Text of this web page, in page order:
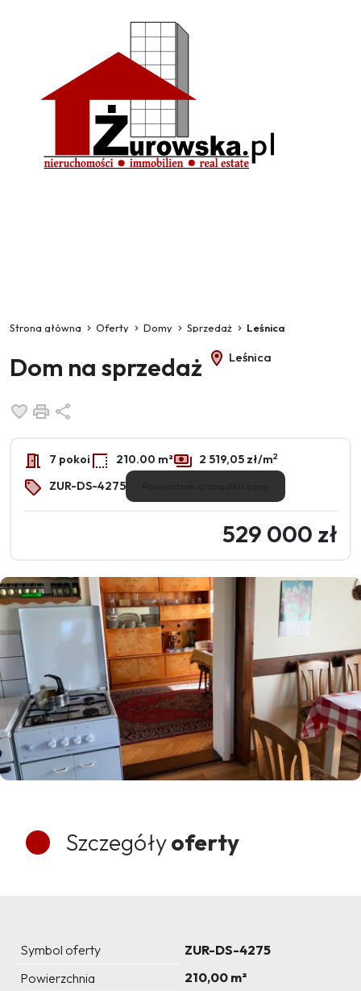
Strona główna Oferty Domy Sprzedaż Leśnica
Dom na sprzedaż Leśnica
Dodaj do ulubionych
Drukuj
7 pokoi 210.00 m² 2 519,05 zł/m2
ZUR-DS-4275
529 000 zł
Szczegółyoferty
Symbol oferty
ZUR-DS-4275
Powierzchnia
210,00 m²